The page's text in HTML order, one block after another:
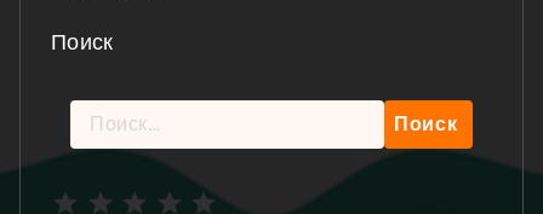
Поиск
Найти: